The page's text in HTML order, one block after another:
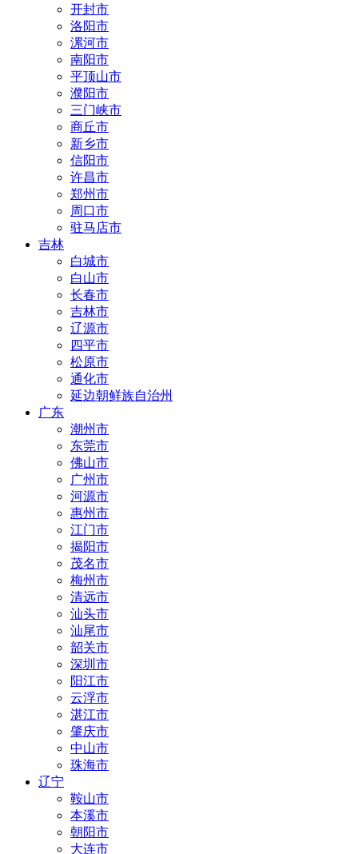
开封市
洛阳市
漯河市
南阳市
平顶山市
濮阳市
三门峡市
商丘市
新乡市
信阳市
许昌市
郑州市
周口市
驻马店市
吉林
白城市
白山市
长春市
吉林市
辽源市
四平市
松原市
通化市
延边朝鲜族自治州
广东
潮州市
东莞市
佛山市
广州市
河源市
惠州市
江门市
揭阳市
茂名市
梅州市
清远市
汕头市
汕尾市
韶关市
深圳市
阳江市
云浮市
湛江市
肇庆市
中山市
珠海市
辽宁
鞍山市
本溪市
朝阳市
大连市